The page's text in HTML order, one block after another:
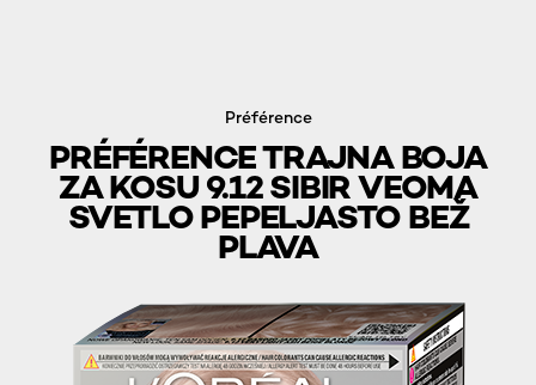
Préférence
PRÉFÉRENCE TRAJNA BOJA
ZA KOSU 9.12 SIBIR VEOMA
SVETLO PEPELJASTO BEŽ
PLAVA